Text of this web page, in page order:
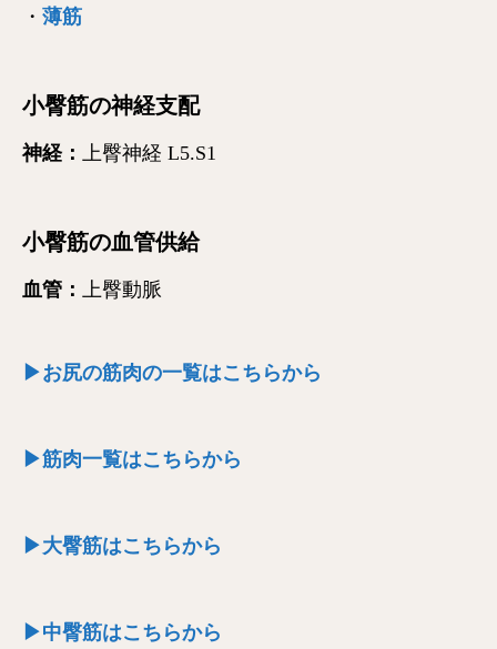
・ 薄筋
小臀筋の神経支配
神経： 上臀神経 L5.S1
小臀筋の血管供給
血管： 上臀動脈
▶お尻の筋肉の一覧はこちらから
▶筋肉一覧はこちらから
▶大臀筋はこちらから
▶中臀筋はこちらから